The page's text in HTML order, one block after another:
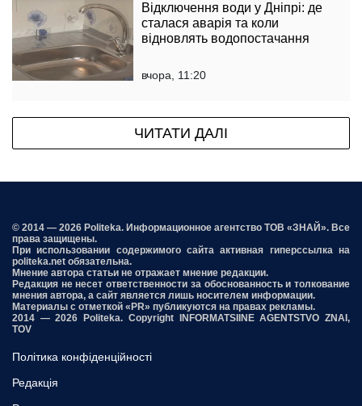
Відключення води у Дніпрі: де
сталася аварія та коли
відновлять водопостачання
вчора, 11:20
ЧИТАТИ ДАЛІ
© 2014 — 2026 Politeka. Информационное агентство ТОВ «ЗНАЙ». Все
права защищены.
При использовании содержимого сайта активная гиперссылка на
politeka.net обязательна.
Мнение автора статьи не отражает мнение редакции.
Редакция не несет ответственности за обоснованность и толкование
мнения автора, а сайт является лишь носителем информации.
Материалы с отметкой «PR» публикуются на правах рекламы.
2014 — 2026 Politeka. Copyright INFORMATSIINE AGENTSTVO ZNAI,
TOV
Політика конфіденційності
Редакція